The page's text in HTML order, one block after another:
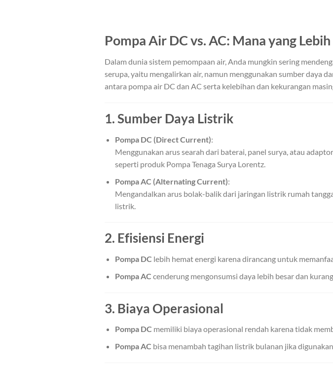
Pompa Air DC vs. AC: Mana yang
Dalam dunia sistem pemompaan air, Anda mungkin sering
serupa, yaitu mengalirkan air, namun menggunakan sumber daya
antara pompa air DC dan AC serta kelebihan dan kekurangan
1. Sumber Daya Listrik
Pompa DC (Direct Current):
Menggunakan arus searah dari baterai, panel surya, atau
seperti produk Pompa Tenaga Surya Lorentz.
Pompa AC (Alternating Current):
Mengandalkan arus bolak-balik dari jaringan listrik rumah
listrik.
2. Efisiensi Energi
Pompa DC lebih hemat energi karena dirancang untuk
Pompa AC cenderung mengonsumsi daya lebih besar dan
3. Biaya Operasional
Pompa DC memiliki biaya operasional rendah karena tidak
Pompa AC bisa menambah tagihan listrik bulanan jika